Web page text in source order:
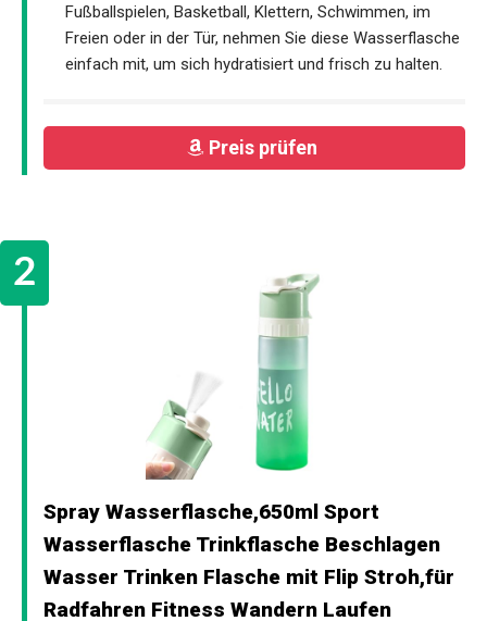
Fußballspielen, Basketball, Klettern, Schwimmen, im
Freien oder in der Tür, nehmen Sie diese Wasserflasche
einfach mit, um sich hydratisiert und frisch zu halten.
Preis prüfen
Spray Wasserflasche,650ml Sport
Wasserflasche Trinkflasche Beschlagen
Wasser Trinken Flasche mit Flip Stroh,für
Radfahren Fitness Wandern Laufen